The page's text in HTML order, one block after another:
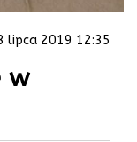
lipca 2019 12:35
w